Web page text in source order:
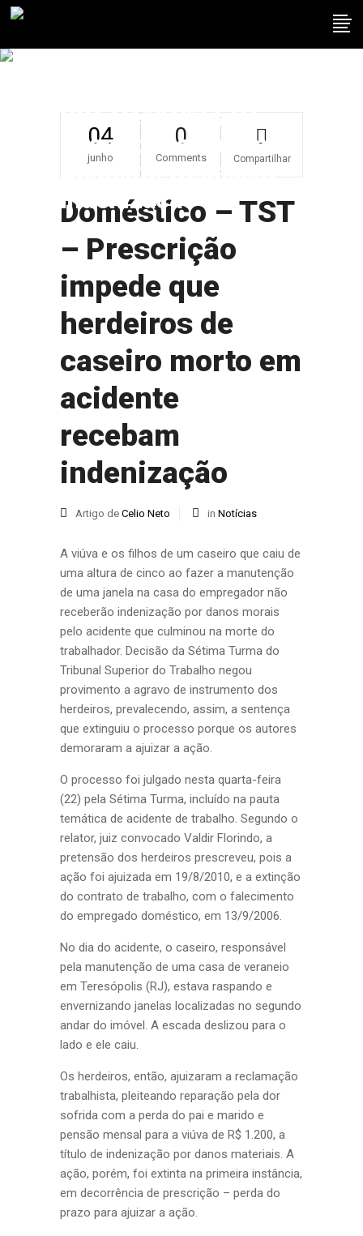
Que Herdeiros De
Caseiro Morto Em
Acidente Recebam
Indenização
04
junho
0
Comments Compartilhar
Doméstico – TST
– Prescrição
impede que
herdeiros de
caseiro morto em
acidente
recebam
indenização
Artigo de Celio Neto in Notícias
A viúva e os filhos de um caseiro que caiu de
uma altura de cinco ao fazer a manutenção
de uma janela na casa do empregador não
receberão indenização por danos morais
pelo acidente que culminou na morte do
trabalhador. Decisão da Sétima Turma do
Tribunal Superior do Trabalho negou
provimento a agravo de instrumento dos
herdeiros, prevalecendo, assim, a sentença
que extinguiu o processo porque os autores
demoraram a ajuizar a ação.
O processo foi julgado nesta quarta-feira
(22) pela Sétima Turma, incluído na pauta
temática de acidente de trabalho. Segundo o
relator, juiz convocado Valdir Florindo, a
pretensão dos herdeiros prescreveu, pois a
ação foi ajuizada em 19/8/2010, e a extinção
do contrato de trabalho, com o falecimento
do empregado doméstico, em 13/9/2006.
No dia do acidente, o caseiro, responsável
pela manutenção de uma casa de veraneio
em Teresópolis (RJ), estava raspando e
envernizando janelas localizadas no segundo
andar do imóvel. A escada deslizou para o
lado e ele caiu.
Os herdeiros, então, ajuizaram a reclamação
trabalhista, pleiteando reparação pela dor
sofrida com a perda do pai e marido e
pensão mensal para a viúva de R$ 1.200, a
título de indenização por danos materiais. A
ação, porém, foi extinta na primeira instância,
em decorrência de prescrição – perda do
prazo para ajuizar a ação.